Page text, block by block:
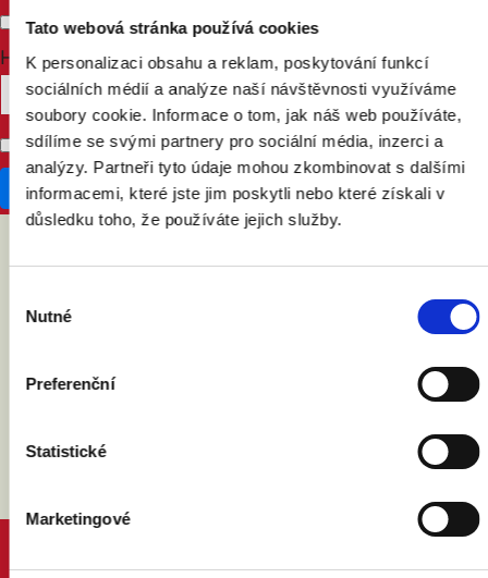
Tato webová stránka používá cookies
K personalizaci obsahu a reklam, poskytování funkcí
sociálních médií a analýze naší návštěvnosti využíváme
soubory cookie. Informace o tom, jak náš web používáte,
sdílíme se svými partnery pro sociální média, inzerci a
analýzy. Partneři tyto údaje mohou zkombinovat s dalšími
informacemi, které jste jim poskytli nebo které získali v
důsledku toho, že používáte jejich služby.
souhlasu
Nutné
Preferenční
Statistické
Marketingové
Send me text messages
How many other people are you bringing?
Don't publish my RSVP on the website
PROČ MANŽELSTVÍ